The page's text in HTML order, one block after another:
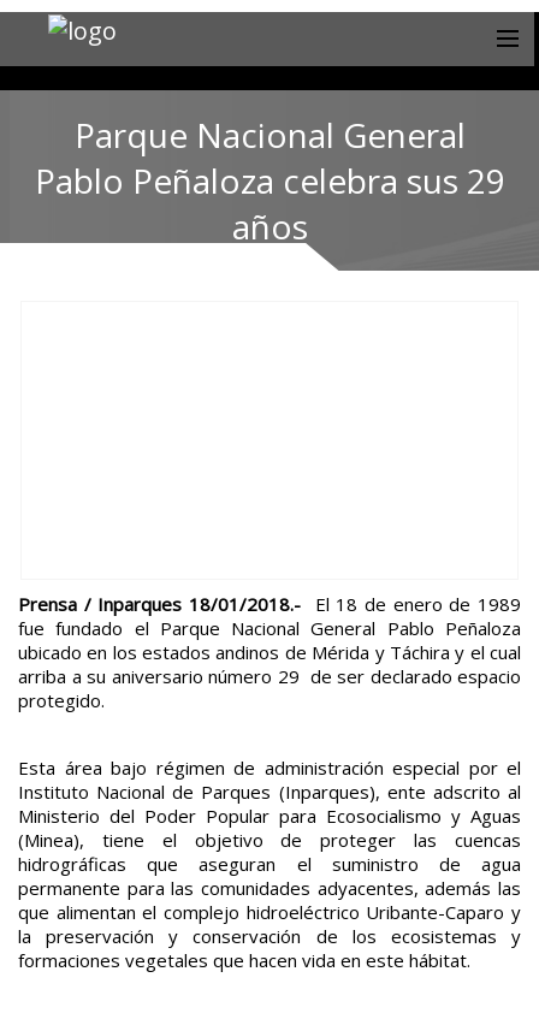
Parque Nacional General
Pablo Peñaloza celebra sus 29
años
Prensa / Inparques 18/01/2018.- El 18 de enero de 1989
fue fundado el Parque Nacional General Pablo Peñaloza
ubicado en los estados andinos de Mérida y Táchira y el cual
arriba a su aniversario número 29 de ser declarado espacio
protegido.
Esta área bajo régimen de administración especial por el
Instituto Nacional de Parques (Inparques), ente adscrito al
Ministerio del Poder Popular para Ecosocialismo y Aguas
(Minea), tiene el objetivo de proteger las cuencas
hidrográficas que aseguran el suministro de agua
permanente para las comunidades adyacentes, además las
que alimentan el complejo hidroeléctrico Uribante-Caparo y
la preservación y conservación de los ecosistemas y
formaciones vegetales que hacen vida en este hábitat.